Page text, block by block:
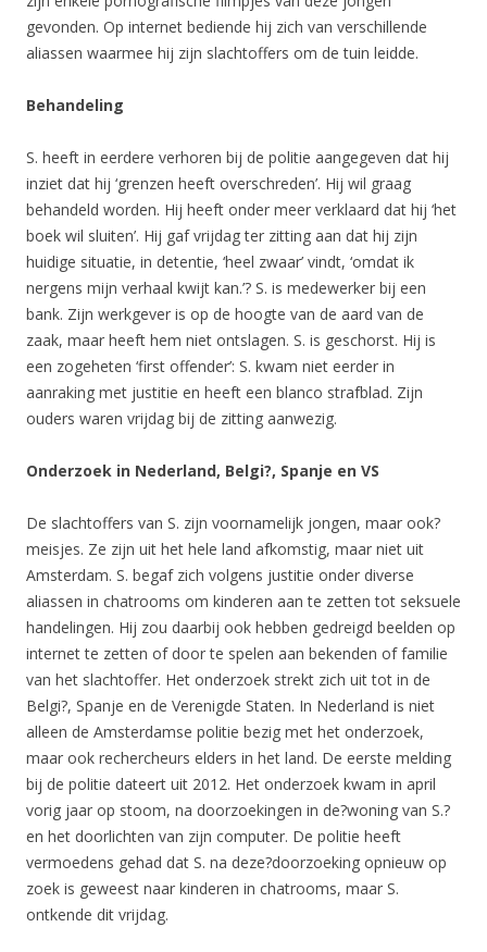
gevonden. Op internet bediende hij zich van verschillende
aliassen waarmee hij zijn slachtoffers om de tuin leidde.
Behandeling
S. heeft in eerdere verhoren bij de politie aangegeven dat hij
inziet dat hij ‘grenzen heeft overschreden’. Hij wil graag
behandeld worden. Hij heeft onder meer verklaard dat hij ‘het
boek wil sluiten’. Hij gaf vrijdag ter zitting aan dat hij zijn
huidige situatie, in detentie, ‘heel zwaar’ vindt, ‘omdat ik
nergens mijn verhaal kwijt kan.’? S. is medewerker bij een
bank. Zijn werkgever is op de hoogte van de aard van de
zaak, maar heeft hem niet ontslagen. S. is geschorst. Hij is
een zogeheten ‘first offender’: S. kwam niet eerder in
aanraking met justitie en heeft een blanco strafblad. Zijn
ouders waren vrijdag bij de zitting aanwezig.
Onderzoek in Nederland, Belgi?, Spanje en VS
De slachtoffers van S. zijn voornamelijk jongen, maar ook?
meisjes. Ze zijn uit het hele land afkomstig, maar niet uit
Amsterdam. S. begaf zich volgens justitie onder diverse
aliassen in chatrooms om kinderen aan te zetten tot seksuele
handelingen. Hij zou daarbij ook hebben gedreigd beelden op
internet te zetten of door te spelen aan bekenden of familie
van het slachtoffer. Het onderzoek strekt zich uit tot in de
Belgi?, Spanje en de Verenigde Staten. In Nederland is niet
alleen de Amsterdamse politie bezig met het onderzoek,
maar ook rechercheurs elders in het land. De eerste melding
bij de politie dateert uit 2012. Het onderzoek kwam in april
vorig jaar op stoom, na doorzoekingen in de?woning van S.?
en het doorlichten van zijn computer. De politie heeft
vermoedens gehad dat S. na deze?doorzoeking opnieuw op
zoek is geweest naar kinderen in chatrooms, maar S.
ontkende dit vrijdag.